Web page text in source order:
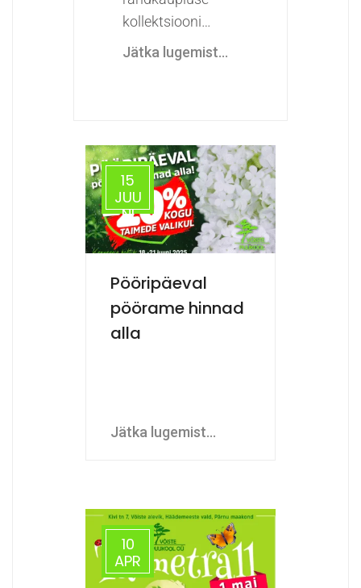
kollektsiooni…
Jätka lugemist...
15
JUU
NI
Pööripäeval
pöörame hinnad
alla
Jätka lugemist...
10
APR